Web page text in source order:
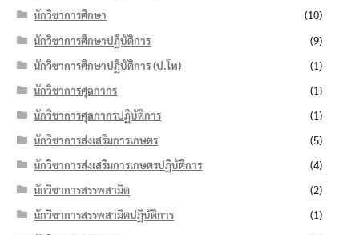
นักวิชาการศึกษา
(10)
นักวิชาการศึกษาปฏิบัติการ
(9)
นักวิชาการศึกษาปฏิบัติการ (ป.โท)
(1)
นักวิชาการศุลกากร
(1)
นักวิชาการศุลกากรปฏิบัติการ
(1)
นักวิชาการส่งเสริมการเกษตร
(5)
นักวิชาการส่งเสริมการเกษตรปฏิบัติการ
(4)
นักวิชาการสรรพสามิต
(2)
นักวิชาการสรรพสามิตปฏิบัติการ
(1)